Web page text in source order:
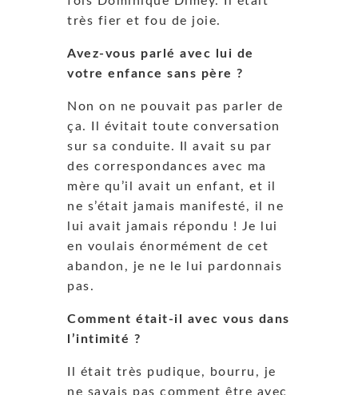
très fier et fou de joie.
Avez-vous parlé avec lui de
votre enfance sans père ?
Non on ne pouvait pas parler de
ça. Il évitait toute conversation
sur sa conduite. Il avait su par
des correspondances avec ma
mère qu’il avait un enfant, et il
ne s’était jamais manifesté, il ne
lui avait jamais répondu ! Je lui
en voulais énormément de cet
abandon, je ne le lui pardonnais
pas.
Comment était-il avec vous dans
l’intimité ?
Il était très pudique, bourru, je
ne savais pas comment être avec